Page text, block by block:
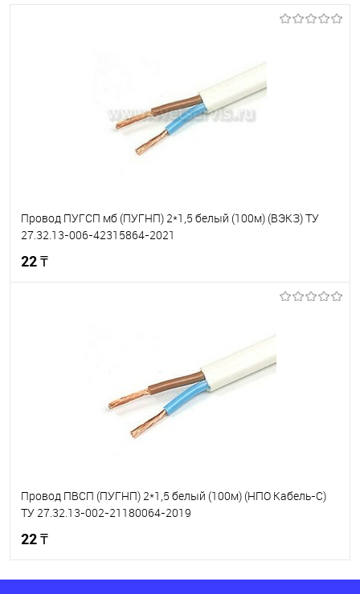
Провод ПУГСП мб (ПУГНП) 2*1,5 белый (100м) (ВЭКЗ) ТУ
27.32.13-006-42315864-2021
22 ₸
В наличии
Провод ПВСП (ПУГНП) 2*1,5 белый (100м) (НПО Кабель-С)
ТУ 27.32.13-002-21180064-2019
22 ₸
В корзину